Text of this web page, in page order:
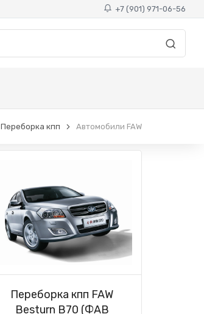
+7 (901) 971-06-56
Переборка кпп Автомобили FAW
Переборка кпп FAW
Besturn B70 (ФАВ